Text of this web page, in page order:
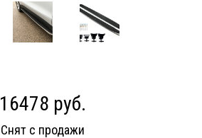
16478 руб.
Снят с продажи